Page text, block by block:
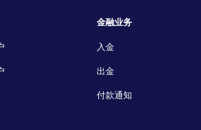
金融业务
入金
出金
付款通知